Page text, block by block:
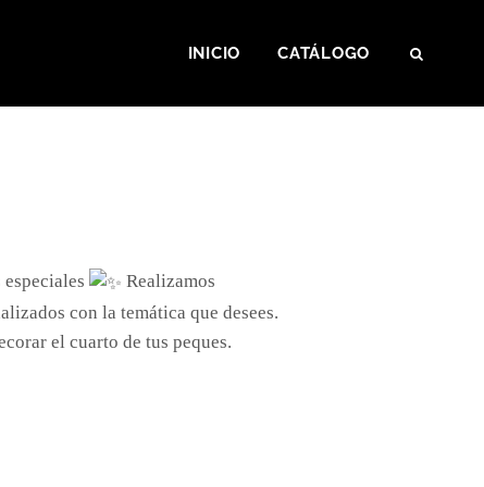
INICIO CATÁLOGO
Realizamos
con la temática que desees.
el cuarto de tus peques.